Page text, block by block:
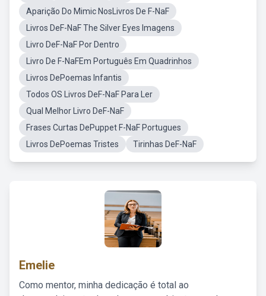
Aparição Do Mimic NosLivros De F-NaF
Livros DeF-NaF The Silver Eyes Imagens
Livro DeF-NaF Por Dentro
Livro De F-NaFEm Português Em Quadrinhos
Livros DePoemas Infantis
Todos OS Livros DeF-NaF Para Ler
Qual Melhor Livro DeF-NaF
Frases Curtas DePuppet F-NaF Portugues
Livros DePoemas Tristes
Tirinhas DeF-NaF
Emelie
Como mentor, minha dedicação é total ao